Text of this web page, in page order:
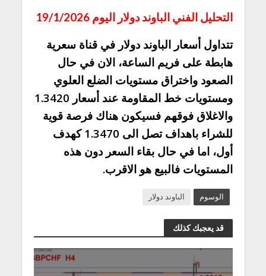
التحليل الفني الباوند دولار اليوم 19/1/2026
تتداول أسعار الباوند دولار في قناة سعرية
هابطة على فريم الساعة، الان في حال
الصعود واختراق مستويات الضلع العلوي
ومستويات خط المقاومة عند أسعار 1.3420
والاغلاق فوقهم فسيكون هناك فرصة قوية
للشراء باهداف تصل الى 1.3470 كهدف
أول، اما في حال بقاء السعر دون هذه
المستويات فالبيع هو الاقرب.
الوسوم الباوند دولار
قد يعجبك كذلك